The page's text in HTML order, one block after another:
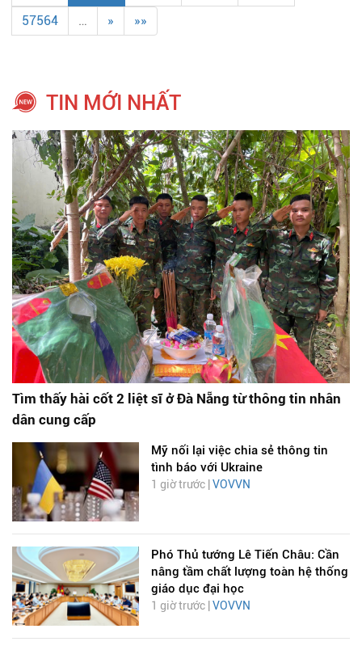
57564 … » »»
TIN MỚI NHẤT
Tìm thấy hài cốt 2 liệt sĩ ở Đà Nẵng từ thông tin nhân
dân cung cấp
Mỹ nối lại việc chia sẻ thông tin
tình báo với Ukraine
1 giờ trước | VOVVN
Phó Thủ tướng Lê Tiến Châu: Cần
nâng tầm chất lượng toàn hệ thống
giáo dục đại học
1 giờ trước | VOVVN